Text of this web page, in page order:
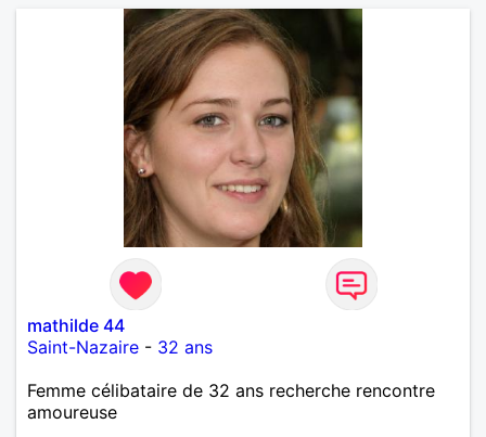
mathilde 44
Saint-Nazaire - 32 ans
Femme célibataire de 32 ans recherche rencontre
amoureuse